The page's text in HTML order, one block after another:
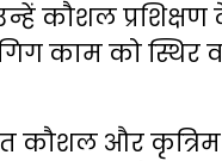
कौशल
काम को
कौशल और